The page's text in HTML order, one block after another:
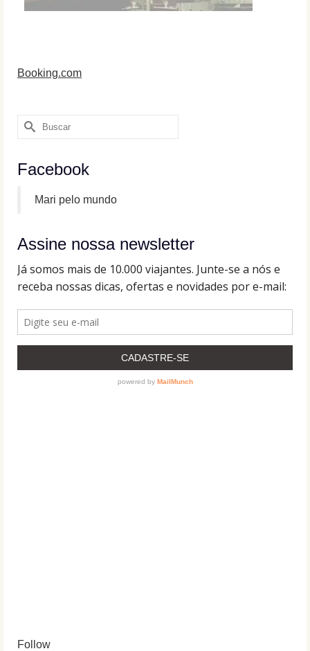
Booking.com
Buscar
por:
Facebook
Mari pelo mundo
Assine nossa newsletter
Follow